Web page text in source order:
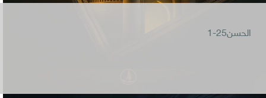
الحسن25-1